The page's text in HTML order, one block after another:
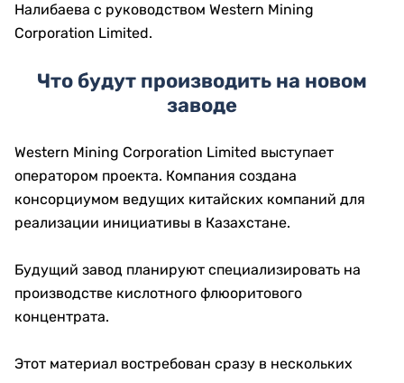
Налибаева с руководством Western Mining
Corporation Limited.
Что будут производить на новом
заводе
Western Mining Corporation Limited выступает
оператором проекта. Компания создана
консорциумом ведущих китайских компаний для
реализации инициативы в Казахстане.
Будущий завод планируют специализировать на
производстве кислотного флюоритового
концентрата.
Этот материал востребован сразу в нескольких